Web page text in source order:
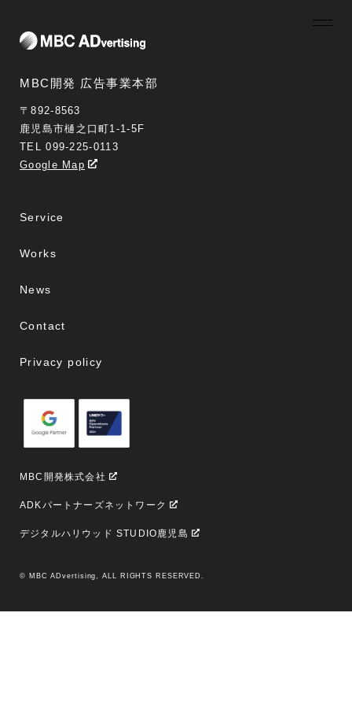
MBC開発 広告事業本部
〒892-8563
鹿児島市樋之口町1-1-5F
TEL 099-225-0113
Google Map
Service
Works
News
Contact
Privacy policy
MBC開発株式会社
ADKパートナーズネットワーク
デジタルハリウッド STUDIO鹿児島
© MBC ADvertising, ALL RIGHTS RESERVED.